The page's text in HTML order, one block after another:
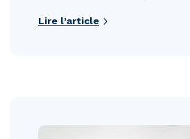
Lire l’article